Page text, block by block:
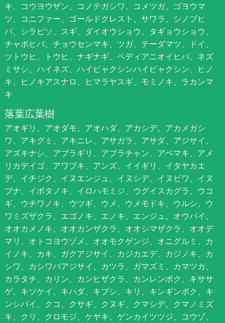
キ、コウヨウザン、コノテガシワ、コメツガ、ゴヨウマ
ツ、コニファー、ゴールドクレスト、サワラ、シノブヒ
バ、シラビソ、スギ、ダイオウショウ、タギョウショウ、
チャボヒバ、チョウセンマキ、ツガ、テーダマツ、ドイ、
ツトウヒ、トウヒ、ナギナギ、ペディアニオイヒバ、ネズ
ミサシ、ハイネズ、ハイビャクシンハイビャクシン、ヒノ
キ、ヒノキアスナロ、ヒマラヤスギ、モミノキ、ラカンマ
キ
落葉広葉樹
アオギリ、アオダモ、アオハダ、アカシデ、アカメガシ
ワ、アキグミ、アキニレ、アサガラ、アサダ、アジサイ、
アズキナシ、アブラギリ、アブラチャン、アベマキ、アメ
リカデイゴ、アワブキ、アンズ、イイギリ、イタヤカエ
デ、イチジク、イヌエンジュ、イヌシデ、イヌビワ、イヌ
ブナ、イボタノキ、イロハモミジ、ウグイスカグラ、ウコ
ギ、ウチワノキ、ウツギ、ウメ、ウメモドキ、ウルシ、ウ
ワミズザクラ、エゴノキ、エノキ、エンジュ、オウバイ、
オオカメノキ、オオカンザクラ、オオシマザクラ、オオデ
マリ、オトコヨウゾメ、オオモクゲンジ、オニグルミ、カ
イノキ、カキ、ガクアジサイ、カジカエデ、カジノキ、カ
シワ、カシワバアジサイ、カツラ、ガマズミ、カマツカ、
カラタチ、カリン、カンヒザクラ、カンレンボク、キササ
ゲ、キソケイ、キハダ、キブシ、キリ、キンギンボク、キ
ンシバイ、クコ、クサギ、クヌギ、クマシデ、クマノミズ
キ、クリ、クロモジ、ケヤキ、ゲンカイツツジ、コウゾ、